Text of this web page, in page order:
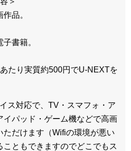
品。
書籍。
たり実質約500円でU-NEXTを
ス対応で、TV・スマフォ・ア
イパッド・ゲーム機などで高画
ただけます（Wifiの環境が悪い
こともできますのでどこでもス